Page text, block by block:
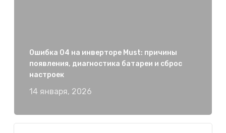
Ошибка 04 на инверторе Must: причины
появления, диагностика батареи и сброс
настроек
14 января, 2026